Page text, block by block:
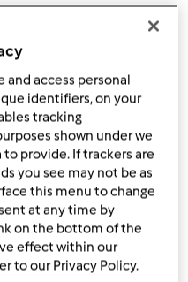
ricetta
-
and access personal
identifiers, on your
tracking
shown under we
provide. If trackers are
you see may not be as
this menu to change
at any time by
on the bottom of the
effect within our
to our Privacy Policy.